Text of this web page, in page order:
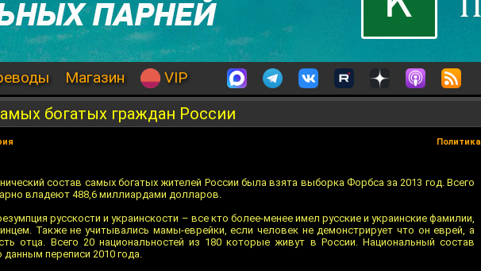
Магазин VIP
богатых граждан России
Политика
состав самых богатых жителей России была взята выборка Форбса за 2013 год. Всего
владеют 488,6 миллиардами долларов.
русскости и украинскости – все кто более-менее имел русские и украинские фамилии,
Также не учитывались мамы-еврейки, если человек не демонстрирует что он еврей, а
отца. Всего 20 национальностей из 180 которые живут в России. Национальный состав
данным переписи 2010 года.